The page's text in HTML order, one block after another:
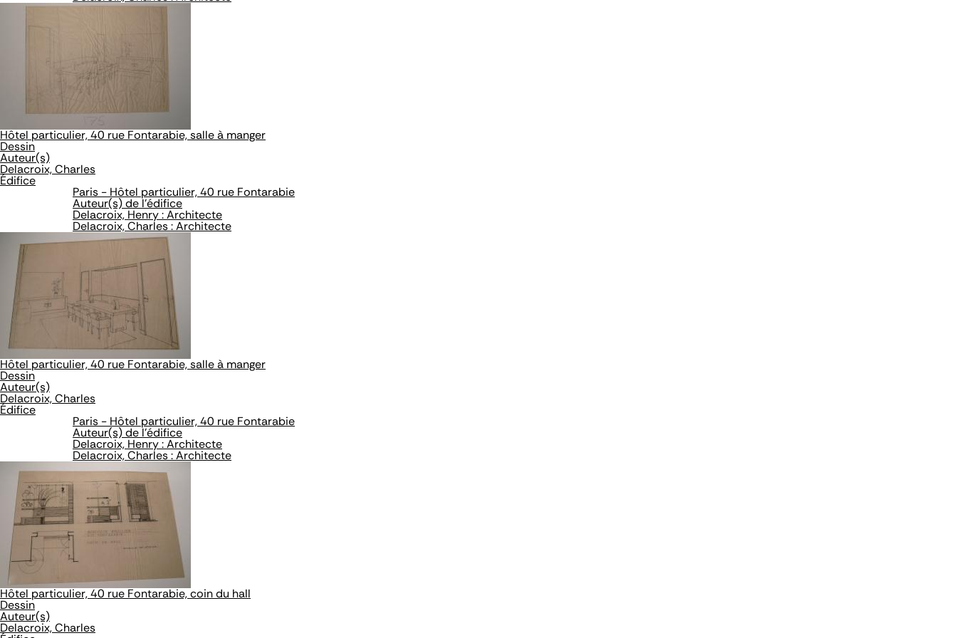
Hôtel particulier, 40 rue Fontarabie, salle à manger
Dessin
Auteur(s)
Delacroix, Charles
Édifice
Paris - Hôtel particulier, 40 rue Fontarabie
Auteur(s) de l'édifice
Delacroix, Henry : Architecte
Delacroix, Charles : Architecte
Hôtel particulier, 40 rue Fontarabie, salle à manger
Dessin
Auteur(s)
Delacroix, Charles
Édifice
Paris - Hôtel particulier, 40 rue Fontarabie
Auteur(s) de l'édifice
Delacroix, Henry : Architecte
Delacroix, Charles : Architecte
Hôtel particulier, 40 rue Fontarabie, coin du hall
Dessin
Auteur(s)
Delacroix, Charles